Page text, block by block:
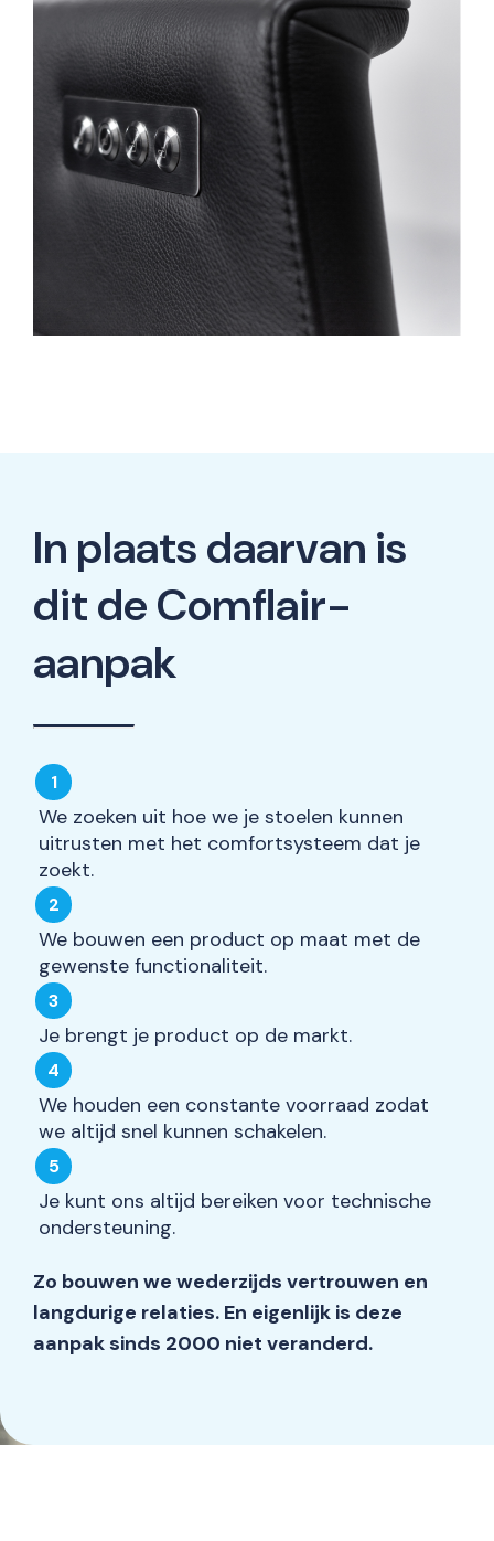
In plaats daarvan is
dit de Comflair-
aanpak
We zoeken uit hoe we je stoelen kunnen
uitrusten met het comfortsysteem dat je
zoekt.
We bouwen een product op maat met de
gewenste functionaliteit.
Je brengt je product op de markt.
We houden een constante voorraad zodat
we altijd snel kunnen schakelen.
Je kunt ons altijd bereiken voor technische
ondersteuning.
Zo bouwen we wederzijds vertrouwen en
langdurige relaties. En eigenlijk is deze
aanpak sinds 2000 niet veranderd.